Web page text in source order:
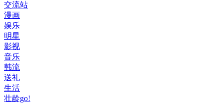
交流站
漫画
娱乐
明星
影视
音乐
韩流
送礼
生活
壮龄go!